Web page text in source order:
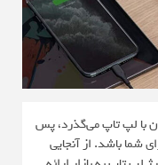
با لپ تاپ می‌گذرد، پس
شما باشد. از آنجایی